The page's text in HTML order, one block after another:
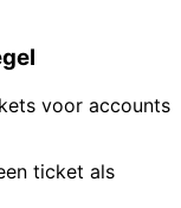
voor accounts
ticket als